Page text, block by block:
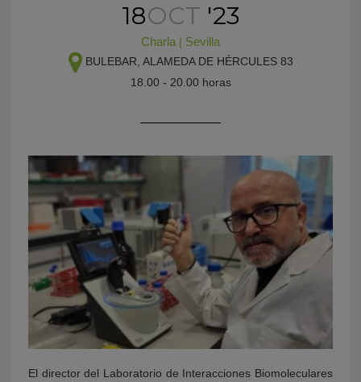
18OCT '23
Charla | Sevilla
BULEBAR, ALAMEDA DE HÉRCULES 83
18.00 - 20.00 horas
El director del Laboratorio de Interacciones Biomoleculares